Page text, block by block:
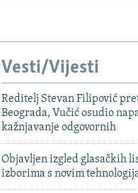
Vesti/Vijesti
Reditelj Stevan Filipović
Beograda, Vučić osudio
kažnjavanje odgovornih
Objavljen izgled glasačkih
izborima s novim